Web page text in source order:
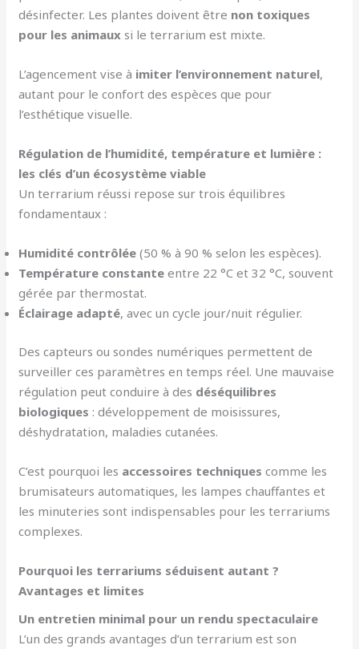
désinfecter. Les plantes doivent être non toxiques
pour les animaux si le terrarium est mixte.
L’agencement vise à imiter l’environnement naturel,
autant pour le confort des espèces que pour
l’esthétique visuelle.
Régulation de l’humidité, température et lumière :
les clés d’un écosystème viable
Un terrarium réussi repose sur trois équilibres
fondamentaux :
Humidité contrôlée (50 % à 90 % selon les espèces).
Température constante entre 22 °C et 32 °C, souvent
gérée par thermostat.
Éclairage adapté, avec un cycle jour/nuit régulier.
Des capteurs ou sondes numériques permettent de
surveiller ces paramètres en temps réel. Une mauvaise
régulation peut conduire à des déséquilibres
biologiques : développement de moisissures,
déshydratation, maladies cutanées.
C’est pourquoi les accessoires techniques comme les
brumisateurs automatiques, les lampes chauffantes et
les minuteries sont indispensables pour les terrariums
complexes.
Pourquoi les terrariums séduisent autant ?
Avantages et limites
Un entretien minimal pour un rendu spectaculaire
L’un des grands avantages d’un terrarium est son